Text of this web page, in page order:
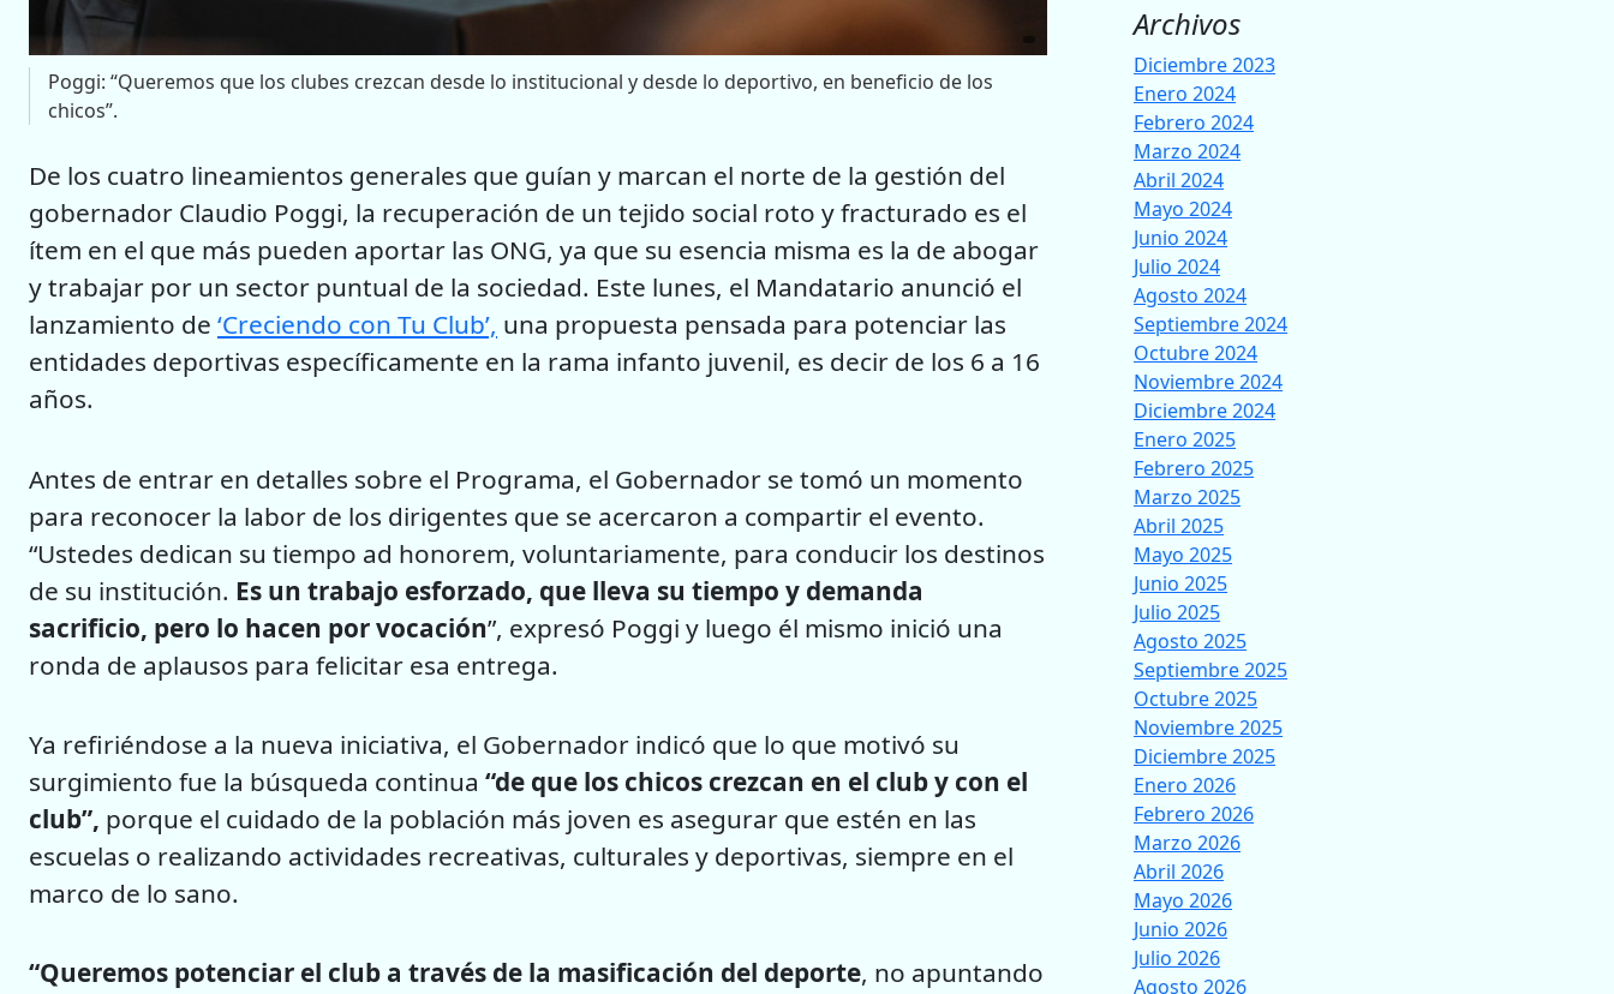
Poggi: “Queremos que los clubes crezcan desde lo institucional y desde lo deportivo, en beneficio de los
chicos”.
De los cuatro lineamientos generales que guían y marcan el norte de la gestión del
gobernador Claudio Poggi, la recuperación de un tejido social roto y fracturado es el
ítem en el que más pueden aportar las ONG, ya que su esencia misma es la de abogar
y trabajar por un sector puntual de la sociedad. Este lunes, el Mandatario anunció el
lanzamiento de ‘Creciendo con Tu Club’, una propuesta pensada para potenciar las
entidades deportivas específicamente en la rama infanto juvenil, es decir de los 6 a 16
años.
Antes de entrar en detalles sobre el Programa, el Gobernador se tomó un momento
para reconocer la labor de los dirigentes que se acercaron a compartir el evento.
“Ustedes dedican su tiempo ad honorem, voluntariamente, para conducir los destinos
de su institución. Es un trabajo esforzado, que lleva su tiempo y demanda
sacrificio, pero lo hacen por vocación”, expresó Poggi y luego él mismo inició una
ronda de aplausos para felicitar esa entrega.
Ya refiriéndose a la nueva iniciativa, el Gobernador indicó que lo que motivó su
surgimiento fue la búsqueda continua “de que los chicos crezcan en el club y con el
club”, porque el cuidado de la población más joven es asegurar que estén en las
escuelas o realizando actividades recreativas, culturales y deportivas, siempre en el
marco de lo sano.
“Queremos potenciar el club a través de la masificación del deporte, no apuntando
Archivos
Diciembre 2023
Enero 2024
Febrero 2024
Marzo 2024
Abril 2024
Mayo 2024
Junio 2024
Julio 2024
Agosto 2024
Septiembre 2024
Octubre 2024
Noviembre 2024
Diciembre 2024
Enero 2025
Febrero 2025
Marzo 2025
Abril 2025
Mayo 2025
Junio 2025
Julio 2025
Agosto 2025
Septiembre 2025
Octubre 2025
Noviembre 2025
Diciembre 2025
Enero 2026
Febrero 2026
Marzo 2026
Abril 2026
Mayo 2026
Junio 2026
Julio 2026
Agosto 2026